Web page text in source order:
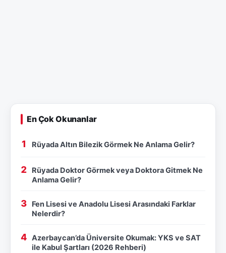
En Çok Okunanlar
Rüyada Altın Bilezik Görmek Ne Anlama Gelir?
Rüyada Doktor Görmek veya Doktora Gitmek Ne
Anlama Gelir?
Fen Lisesi ve Anadolu Lisesi Arasındaki Farklar
Nelerdir?
Azerbaycan’da Üniversite Okumak: YKS ve SAT
ile Kabul Şartları (2026 Rehberi)